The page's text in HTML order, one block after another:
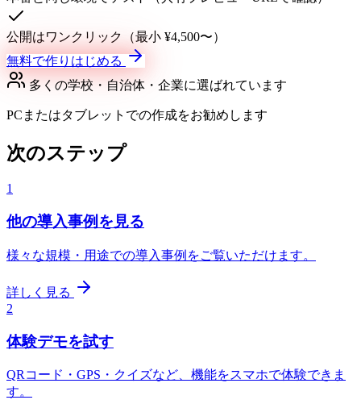
公開はワンクリック（最小 ¥4,500〜）
無料で作りはじめる
多くの学校・自治体・企業に選ばれています
PCまたはタブレットでの作成をお勧めします
次のステップ
1
他の導入事例を見る
様々な規模・用途での導入事例をご覧いただけます。
詳しく見る
2
体験デモを試す
QRコード・GPS・クイズなど、機能をスマホで体験できま
す。